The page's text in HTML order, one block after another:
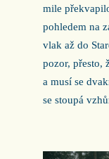
mile
pohledem na
vlak až do
pozor, přesto,
a musí se
se stoupá